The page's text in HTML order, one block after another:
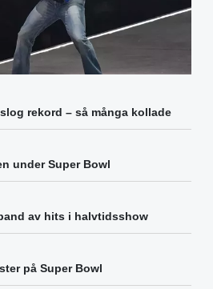
rekord – så många kollade
under Super Bowl
av hits i halvtidsshow
på Super Bowl